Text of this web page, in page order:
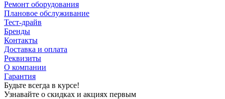
Ремонт оборудования
Плановое обслуживание
Тест-драйв
Бренды
Контакты
Доставка и оплата
Реквизиты
О компании
Гарантия
Будьте всегда в курсе!
Узнавайте о скидках и акциях первым